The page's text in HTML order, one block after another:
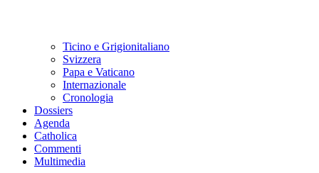
Ticino e Grigionitaliano
Svizzera
Papa e Vaticano
Internazionale
Cronologia
Dossiers
Agenda
Catholica
Commenti
Multimedia